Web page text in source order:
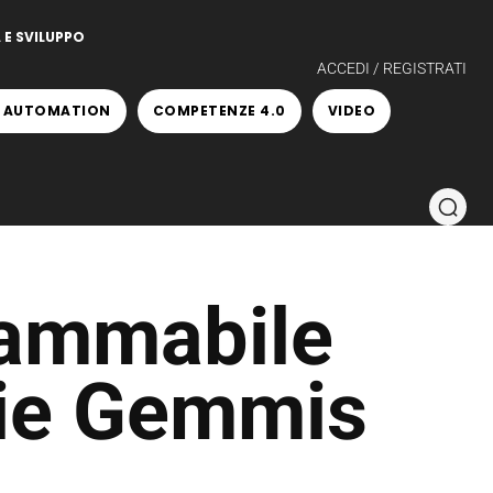
SVILUPPO
ACCEDI / REGISTRATI
AUTOMATION COMPETENZE 4.0 VIDEO
Gemmis